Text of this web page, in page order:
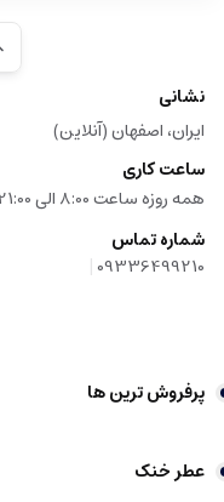
نشانی
ایران، اصفهان (آنلاین)
ساعت کاری
همه روزه ساعت 8:00 الی 21:00
شماره تماس
09336499210
|
پرفروش ترین ها
عطر خنک